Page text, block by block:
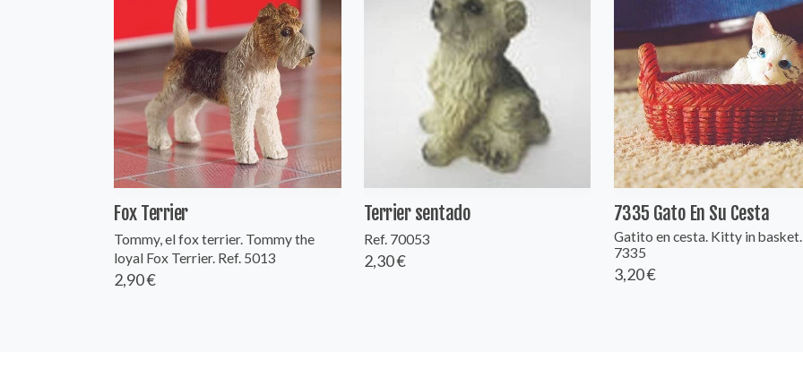
Fox Terrier
Tommy, el fox terrier. Tommy the
loyal Fox Terrier. Ref. 5013
2,90 €
Terrier sentado
Ref. 70053
2,30 €
7335 Gato En Su Cesta
Gatito en cesta. Kitty in basket.
7335
3,20 €